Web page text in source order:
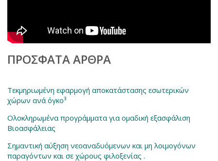
ΠΡΌΣΦΑΤΑ ΆΡΘΡΑ
Τεκμηριωμένη εφαρμογή αποκατάστασης εσωτερικών
χώρων ανά όγκο³
Ολοκληρωμένα προγράμματα για ομαδική εξασφάλιση
Βιοασφάλειας
Σημαντική αύξηση νεοαναδυόμενων και μη λοιμογόνων
παραγόντων και σε χώρους φιλοξενίας .